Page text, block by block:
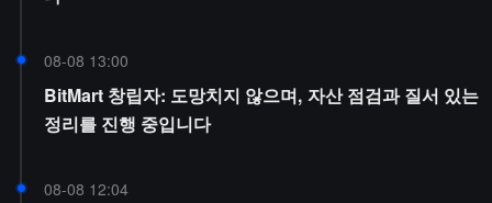
08-08 13:00
BitMart 창립자: 도망치지 않으며, 자산 점검과 질서 있는
정리를 진행 중입니다
08-08 12:04